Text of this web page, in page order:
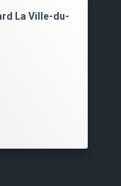
La Ville-du-